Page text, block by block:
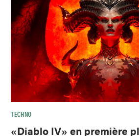
TECHNO
«Diablo IV» en première